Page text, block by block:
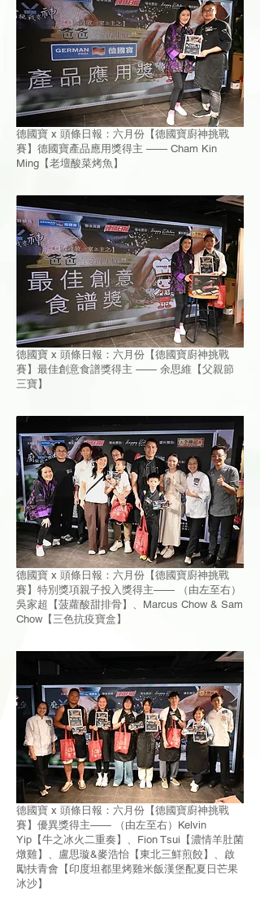
德國寶 x 頭條日報：六月份【德國寶廚神挑戰
賽】德國寶產品應用獎得主 —— Cham Kin
Ming【老壇酸菜烤魚】
德國寶 x 頭條日報：六月份【德國寶廚神挑戰
賽】最佳創意食譜獎得主 —— 余思維【父親節
三寶】
德國寶 x 頭條日報：六月份【德國寶廚神挑戰
賽】特別獎項親子投入獎得主—— （由左至右）
吳家超【菠蘿酸甜排骨】、Marcus Chow & Sam
Chow【三色抗疫寶盒】
德國寶 x 頭條日報：六月份【德國寶廚神挑戰
賽】優異獎得主—— （由左至右）Kelvin
Yip【牛之冰火二重奏】、Fion Tsui【濃情羊肚菌
燉雞】、盧思璇&麥浩怡【東北三鮮煎餃】、啟
勵扶青會【印度坦都里烤雞米飯漢堡配夏日芒果
冰沙】